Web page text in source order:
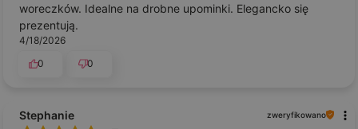
woreczków. Idealne na drobne upominki. Elegancko się
prezentują.
4/18/2026
0
0
Stephanie zweryfikowano